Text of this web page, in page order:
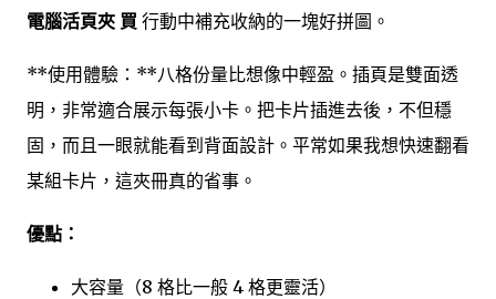
電腦活頁夾 買 行動中補充收納的一塊好拼圖。
**使用體驗：**八格份量比想像中輕盈。插頁是雙面透
明，非常適合展示每張小卡。把卡片插進去後，不但穩
固，而且一眼就能看到背面設計。平常如果我想快速翻看
某組卡片，這夾冊真的省事。
優點：
大容量（8 格比一般 4 格更靈活）